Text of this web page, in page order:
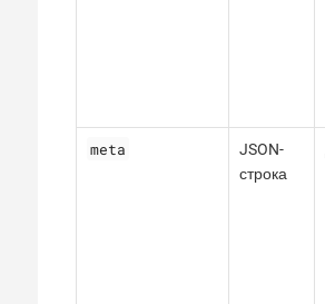
meta
JSON-
строка